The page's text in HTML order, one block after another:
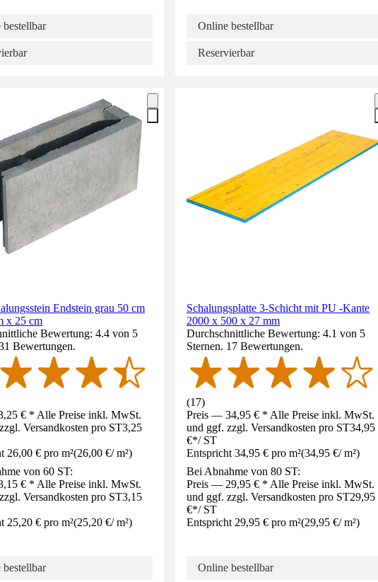
Online bestellbar
Reservierbar
Endstein grau 50 cm
x 25 cm
Bewertung: 4.4 von 5
Bewertungen.
€ * Alle Preise inkl. MwSt.
Versandkosten pro ST3,25
26,00 € pro m²(26,00 €/ m²)
von 60 ST:
€ * Alle Preise inkl. MwSt.
Versandkosten pro ST3,15
25,20 € pro m²(25,20 €/ m²)
Schalungsplatte 3-Schicht mit PU -Kante
2000 x 500 x 27 mm
Durchschnittliche Bewertung: 4.1 von 5
Sternen. 17 Bewertungen.
(17)
Preis — 34,95 € * Alle Preise inkl. MwSt.
und ggf. zzgl. Versandkosten pro ST34,95
€*/ ST
Entspricht 34,95 € pro m²(34,95 €/ m²)
Bei Abnahme von 80 ST:
Preis — 29,95 € * Alle Preise inkl. MwSt.
und ggf. zzgl. Versandkosten pro ST29,95
€*/ ST
Entspricht 29,95 € pro m²(29,95 €/ m²)
Online bestellbar